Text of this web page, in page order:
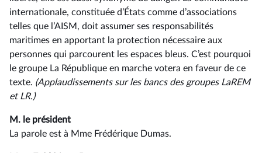
internationale, constituée d’États comme d’associations
telles que l’AISM, doit assumer ses responsabilités
maritimes en apportant la protection nécessaire aux
personnes qui parcourent les espaces bleus. C’est pourquoi
le groupe La République en marche votera en faveur de ce
texte. (Applaudissements sur les bancs des groupes LaREM
et LR.)
M. le président
La parole est à Mme Frédérique Dumas.